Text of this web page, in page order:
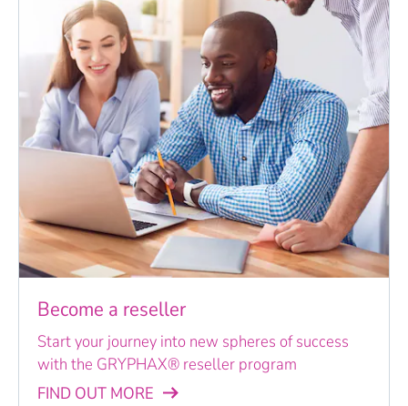
Become a reseller
Start your journey into new spheres of success
with the GRYPHAX® reseller program
FIND OUT MORE